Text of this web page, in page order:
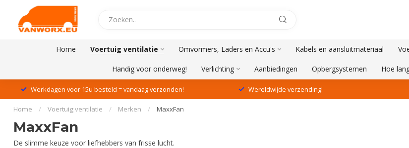
Home Voertuig ventilatie Omvormers, Laders en Accu's Kabels en aansluitmateriaal
Handig voor onderweg! Verlichting Aanbiedingen Opbergsystemen Hoe
Werkdagen voor 15u besteld = vandaag verzonden! Wereldwijde verzending!
Home / Voertuig ventilatie / Merken / MaxxFan
MaxxFan
De slimme keuze voor liefhebbers van frisse lucht.